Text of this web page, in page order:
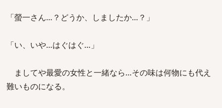
「螢一さん…？どうか、しましたか…？」
「い、いや…はぐはぐ…」
ましてや最愛の女性と一緒なら…その味は何物にも代え
難いものになる。